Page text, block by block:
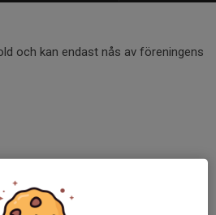
och kan endast nås av föreningens